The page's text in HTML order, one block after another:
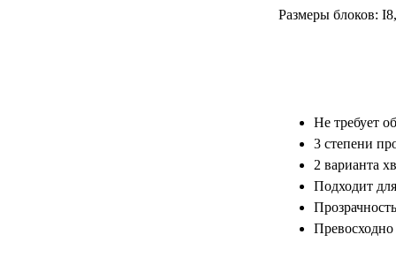
Размеры блоков:
Не требует
3 степени
2 варианта
Подходит
Превосходно